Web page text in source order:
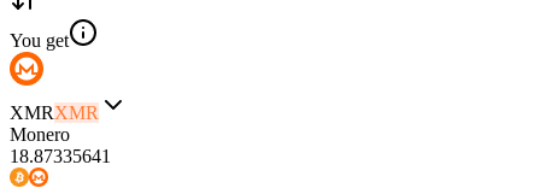
You get
XMRXMR
Monero
18.87335641